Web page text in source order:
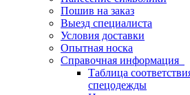
Пошив на заказ
Выезд специалиста
Условия доставки
Опытная носка
Справочная информация
Таблица
спецодежды